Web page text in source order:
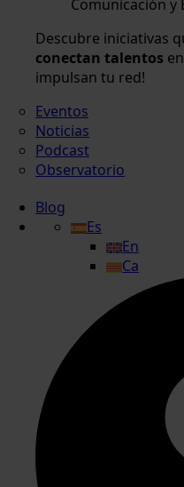
Comunicación y
Descubre iniciativas
conectan talentos
impulsan tu red!
Eventos
Noticias
Podcast
Observatorio
Blog
Es
En
Ca